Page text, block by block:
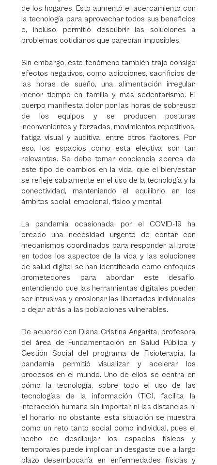
de los hogares. Esto aumentó el acercamiento con
la tecnología para aprovechar todos sus beneficios
e, incluso, permitió descubrir las soluciones a
problemas cotidianos que parecían imposibles.
Sin embargo, este fenómeno también trajo consigo
efectos negativos, como adicciones, sacrificios de
las horas de sueño, una alimentación irregular,
menor tiempo en familia y más sedentarismo. El
cuerpo manifiesta dolor por las horas de sobreuso
de los equipos y se producen posturas
inconvenientes y forzadas, movimientos repetitivos,
fatiga visual y auditiva, entre otros factores. Por
eso, los espacios como esta electiva son tan
relevantes. Se debe tomar conciencia acerca de
este tipo de cambios en la vida, que el bien/estar
se refleje sabiamente en el uso de la tecnología y la
conectividad, manteniendo el equilibrio en los
ámbitos social, emocional, físico y mental.
La pandemia ocasionada por el COVID-19 ha
creado una necesidad urgente de contar con
mecanismos coordinados para responder al brote
en todos los aspectos de la vida y las soluciones
de salud digital se han identificado como enfoques
prometedores para abordar este desafío,
entendiendo que las herramientas digitales pueden
ser intrusivas y erosionar las libertades individuales
o dejar atrás a las poblaciones vulnerables.
De acuerdo con Diana Cristina Angarita, profesora
del área de Fundamentación en Salud Pública y
Gestión Social del programa de Fisioterapia, la
pandemia permitió visualizar y acelerar los
procesos en el mundo. Uno de ellos se centra en
cómo la tecnología, sobre todo el uso de las
tecnologías de la información (TIC), facilita la
interacción humana sin importar ni las distancias ni
el horario; no obstante, esta situación se muestra
como un reto tanto social como individual, pues el
hecho de desdibujar los espacios físicos y
temporales puede implicar un desgaste que a largo
plazo desembocaría en enfermedades físicas y